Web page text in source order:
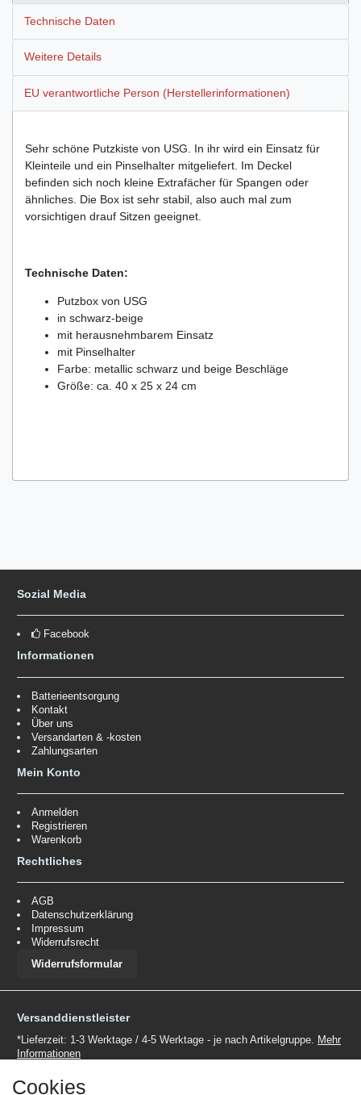
Technische Daten
Weitere Details
EU verantwortliche Person (Herstellerinformationen)
Sehr schöne Putzkiste von USG. In ihr wird ein Einsatz für
Kleinteile und ein Pinselhalter mitgeliefert. Im Deckel
befinden sich noch kleine Extrafächer für Spangen oder
ähnliches. Die Box ist sehr stabil, also auch mal zum
vorsichtigen drauf Sitzen geeignet.
Technische Daten:
Putzbox von USG
in schwarz-beige
mit herausnehmbarem Einsatz
mit Pinselhalter
Farbe: metallic schwarz und beige Beschläge
Größe: ca. 40 x 25 x 24 cm
Sozial Media
Facebook
Informationen
Batterieentsorgung
Kontakt
Über uns
Versandarten & -kosten
Zahlungsarten
Mein Konto
Anmelden
Registrieren
Warenkorb
Rechtliches
AGB
Datenschutzerklärung
Impressum
Widerrufsrecht
Widerrufsformular
Versanddienstleister
*Lieferzeit: 1-3 Werktage / 4-5 Werktage - je nach Artikelgruppe. Mehr
Informationen
Cookies